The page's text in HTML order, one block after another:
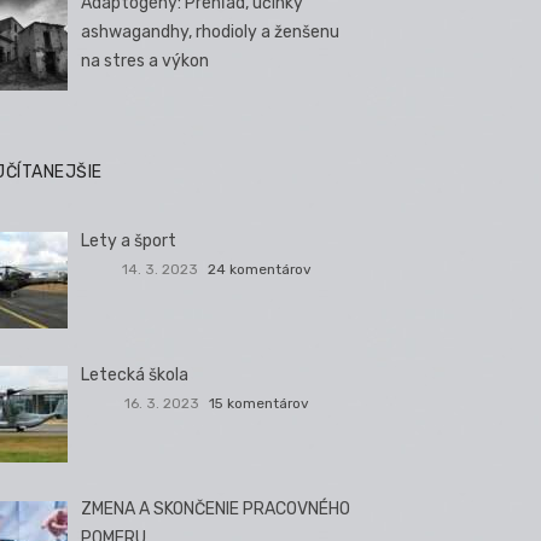
ashwagandhy, rhodioly a ženšenu
na stres a výkon
Lety a šport
14. 3. 2023 24 komentárov
Letecká škola
16. 3. 2023 15 komentárov
ZMENA A SKONČENIE PRACOVNÉHO